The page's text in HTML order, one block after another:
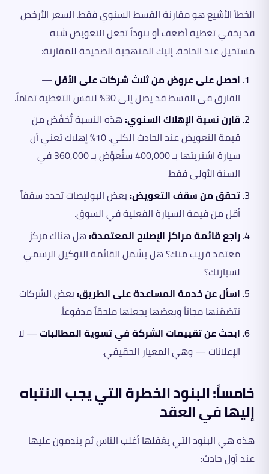
الخطأ الأشيع هو مقارنة القسط السنوي فقط. السعر الأرخص
قد يخفي تغطية أضعف أو بنوداً تجعل التعويض شبه
مستحيل عند الحاجة. إليك المنهجية الصحيحة للمقارنة:
احصل على عروض من ثلاث شركات على الأقل—
الفارق في القسط قد يصل إلى 30% لنفس التغطية تماماً.
قارن نسبة الإهلاك السنوي:هذه النسبة تُخفَض من
قيمة التعويض عند الحادث الكلي. 10% إهلاك تعني أن
سيارة اشتريتها بـ 400,000 ستُعوَّض بـ 360,000 في
السنة الأولى فقط.
تحقق من سقف التعويض:بعض البوليصات تحدد سقفاً
أقل من قيمة السيارة الفعلية في السوق.
راجع قائمة مراكز الإصلاح المعتمدة:هل هناك مركز
معتمد قريب منك؟ هل يشمل القائمة التوكيل الرسمي
لسيارتك؟
اسأل عن خدمة المساعدة على الطريق:بعض الشركات
تتضمّنها مجاناً وبعضها يجعلها ملحقاً مدفوعاً.
ابحث عن تقييمات الشركة في تسوية المطالبات— لا
الإعلانات — وهي المعيار الحقيقي.
خامساً: البنود الخطرة التي يجب الانتباه
إليها في العقد
هذه هي البنود التي يغفلها أغلب الناس ثم يندمون عليها
عند أول حادث: